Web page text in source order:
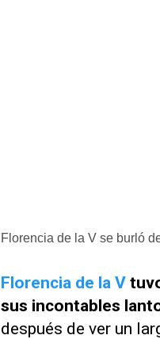
Florencia de la V se burló
Florencia de la V
sus incontables
después de ver un